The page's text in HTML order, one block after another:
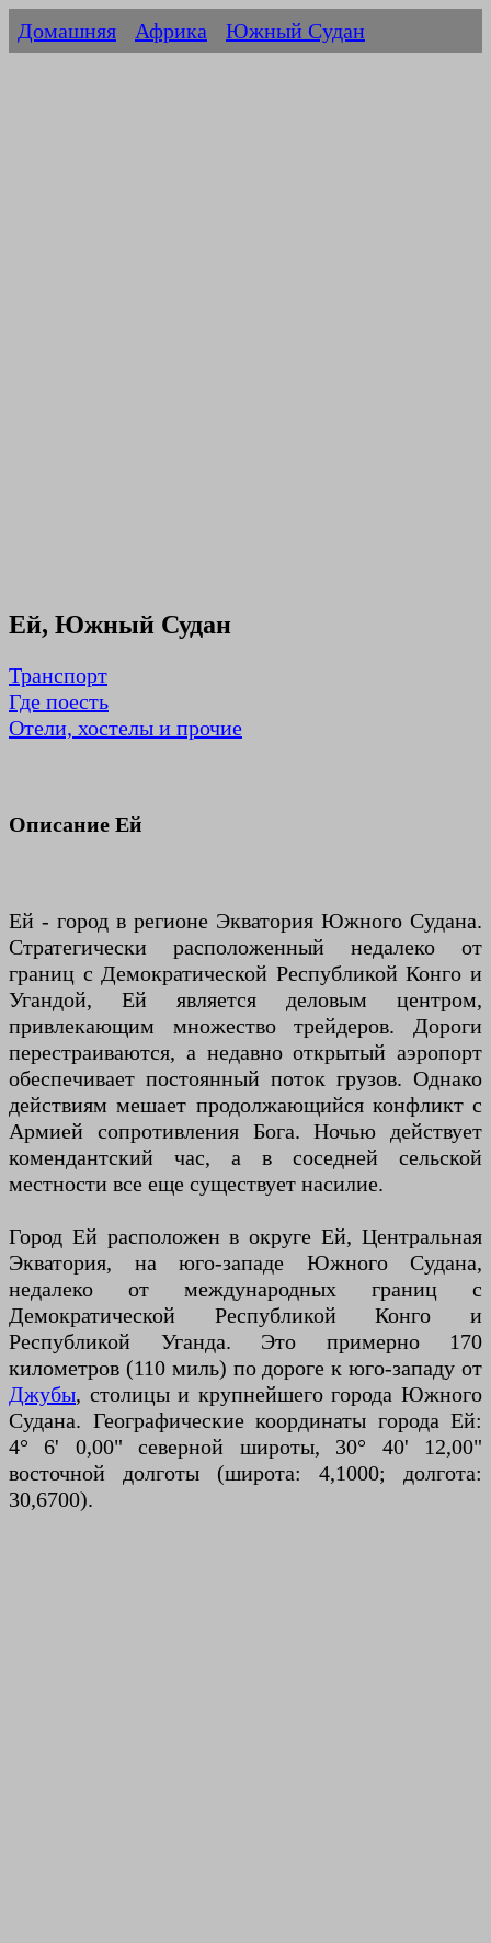
Домашняя Африка Южный Судан
Ей, Южный Судан
Транспорт
Где поесть
Отели, хостелы и прочие
Описание Ей
Ей - город в регионе Экватория Южного Судана.
Стратегически расположенный недалеко от
границ с Демократической Республикой Конго и
Угандой, Ей является деловым центром,
привлекающим множество трейдеров. Дороги
перестраиваются, а недавно открытый аэропорт
обеспечивает постоянный поток грузов. Однако
действиям мешает продолжающийся конфликт с
Армией сопротивления Бога. Ночью действует
комендантский час, а в соседней сельской
местности все еще существует насилие.
Город Ей расположен в округе Ей, Центральная
Экватория, на юго-западе Южного Судана,
недалеко от международных границ с
Демократической Республикой Конго и
Республикой Уганда. Это примерно 170
километров (110 миль) по дороге к юго-западу от
Джубы, столицы и крупнейшего города Южного
Судана. Географические координаты города Ей:
4° 6' 0,00" северной широты, 30° 40' 12,00"
восточной долготы (широта: 4,1000; долгота:
30,6700).